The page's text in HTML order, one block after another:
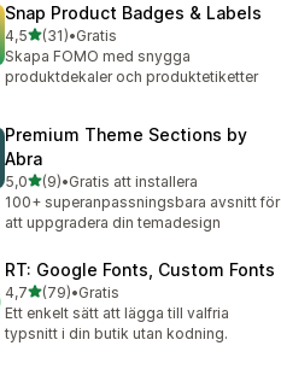
Snap Product Badges & Labels
4,5av 5 stjärnor
(31)
31 recensioner totalt
•Gratis
Skapa FOMO med snygga
produktdekaler och produktetiketter
Premium Theme Sections by
Abra
5,0av 5 stjärnor
(9)
9 recensioner totalt
•Gratis att installera
100+ superanpassningsbara avsnitt för
att uppgradera din temadesign
RT: Google Fonts, Custom Fonts
4,7av 5 stjärnor
(79)
79 recensioner totalt
•Gratis
Ett enkelt sätt att lägga till valfria
typsnitt i din butik utan kodning.